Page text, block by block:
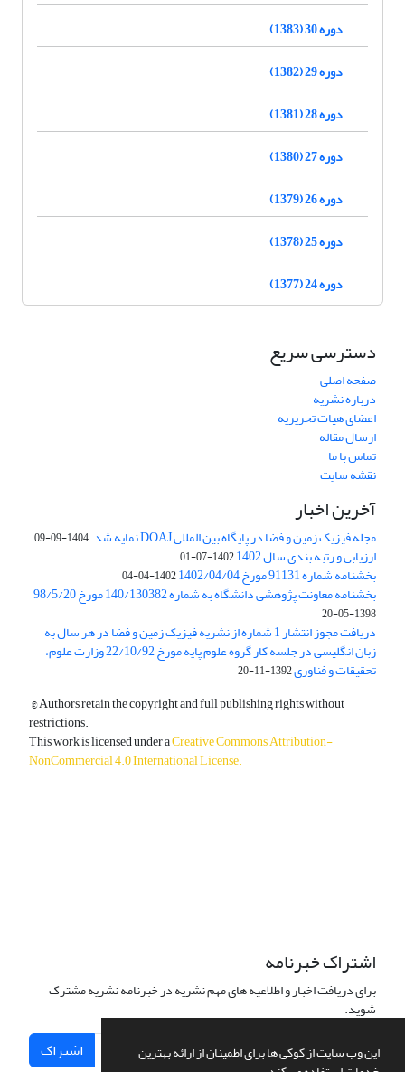
این وب سایت از کوکی ها برای اطمینان از ارائه بهترین
دوره 30 (1383)
دوره 29 (1382)
دوره 28 (1381)
دوره 27 (1380)
دوره 26 (1379)
دوره 25 (1378)
دوره 24 (1377)
دسترسی سریع
صفحه اصلی
درباره نشریه
اعضای هیات تحریریه
ارسال مقاله
تماس با ما
نقشه سایت
آخرین اخبار
مجله فیزیک زمین و فضا در پایگاه بین المللی DOAJ نمایه شد. 1404-09-09
ارزیابی و رتبه بندی سال 1402 1402-07-01
بخشنامه شماره 91131 مورخ 1402/04/04 1402-04-04
بخشنامه معاونت پژوهشی دانشگاه به شماره 140/130382 مورخ 98/5/20
1398-05-20
دریافت مجوز انتشار 1 شماره از نشریه فیزیک زمین و فضا در هر سال به
زبان انگلیسی در جلسه کار گروه علوم پایه مورخ 22/10/92 وزارت علوم،
تحقیقات و فناوری1392-11-20
© Authors retain the copyright and full publishing rights without
restrictions.
This work is licensed under aCreative Commons Attribution-
NonCommercial 4.0 International License.
اشتراک خبرنامه
برای دریافت اخبار و اطلاعیه های مهم نشریه در خبرنامه نشریه مشترک
شوید.
اشتراک